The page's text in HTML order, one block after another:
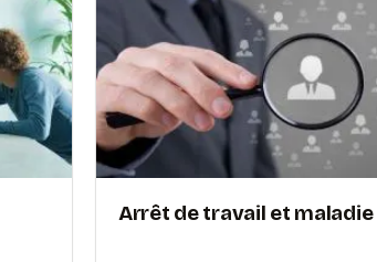
Arrêt de travail et maladie